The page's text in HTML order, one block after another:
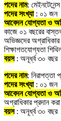
পদের নাম:
পদের সংখ্যা: ০১ জন
আবেদন যোগ্যতা ও
কাজে ০১ বছরের
অভিজ্ঞদের অগ্রাধিকার
শিক্ষাগতযোগ্যতা
বয়স: অনূর্ধ্ব ৩০ বছর
পদের নাম: নিরাপত্তা
পদের সংখ্যা: ০১ জন
আবেদন যোগ্যতা ও
অগ্রাধিকার প্রদান
বয়স: অনূর্ধ্ব ৩০ বছর